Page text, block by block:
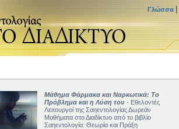
Γλώσσα
Μάθημα Φάρμακα και Ναρκωτικά: Το
Πρόβλημα και η Λύση του - Εθελοντές
Λειτουργοί της Σαηεντολογίας Δωρεάν
Μαθήματα στο Διαδίκτυο από το βιβλίο
Σαηεντολογία: Θεωρία και Πράξη